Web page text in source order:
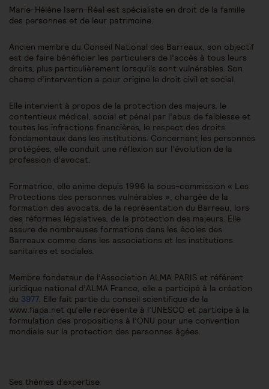
Marie-Hélène Isern-Réal est spécialiste en droit de la famille
des personnes et de leur patrimoine.
Ancien membre du Conseil National des Barreaux, son objectif
est de faire bénéficier les particuliers de l’accès à tous leurs
droits, plus particulièrement lorsqu’ils sont vulnérables. Son
champ d’intervention a pour origine le droit civil et social.
Elle intervient à propos de la protection des majeurs, le
contentieux médical, social et pénal par l’abus de faiblesse et
toutes les infractions financières, le respect des droits
fondamentaux dans les institutions. Concernant les personnes
protégées, elle conduit une réflexion sur l’évolution de la
profession d’avocat.
Formatrice, elle anime depuis 1996 la sous-commission « Les
Protections des personnes vulnérables », chargée de la
formation des avocats, de la représentation du Barreau, lors
des réformes législatives, de la protection des majeurs. Elle
assure de nombreuses formations dans les écoles des
Barreaux comme dans les associations et les institutions
sanitaires et sociales.
Membre fondateur de l’Association ALMA PARIS et référent
juridique national d’ALMA France, elle a participé à la création
du 3977. Elle fait partie du conseil scientifique de la
www.fiapa.net qu’elle représente à l’UNESCO et participe à la
formulation des propositions à l’ONU pour une convention
mondiale sur la protection des personnes âgées.
Ses thèmes d'expertise